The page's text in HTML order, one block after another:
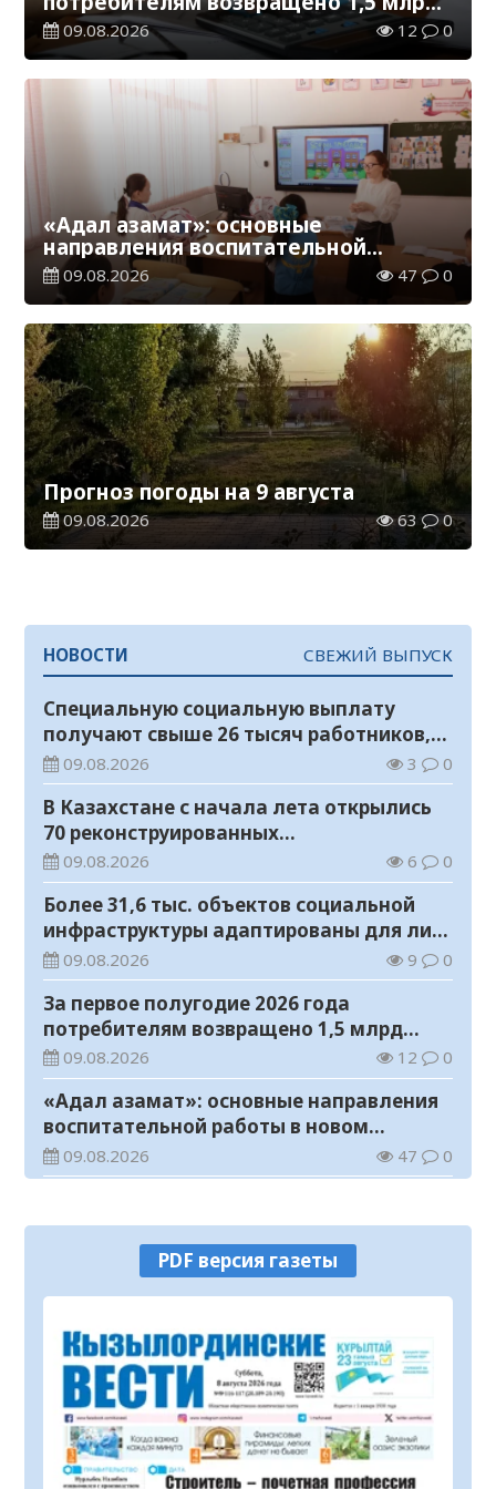
тенге
09.08.2026 12 0
«Адал азамат»: основные
направления воспитательной
работы в новом учебном году
09.08.2026 47 0
Прогноз погоды на 9 августа
09.08.2026 63 0
НОВОСТИ СВЕЖИЙ ВЫПУСК
Специальную социальную выплату
получают свыше 26 тысяч работников,
занятых во вредных условиях труда
09.08.2026 3 0
В Казахстане с начала лета открылись
70 реконструированных
железнодорожных вокзалов
09.08.2026 6 0
Более 31,6 тыс. объектов социальной
инфраструктуры адаптированы для лиц
с инвалидностью
09.08.2026 9 0
За первое полугодие 2026 года
потребителям возвращено 1,5 млрд
тенге
09.08.2026 12 0
«Адал азамат»: основные направления
воспитательной работы в новом
учебном году
09.08.2026 47 0
09.08.2026 63 0
Государство расширяет поддержку
граждан, переезжающих в новые
08.08.2026
Казахстан экспортировал 13,9 млн тонн
зерна и муки в зерновом эквиваленте
08.08.2026 93
Новый стандарт доступной медпомощи:
PDF версия газеты